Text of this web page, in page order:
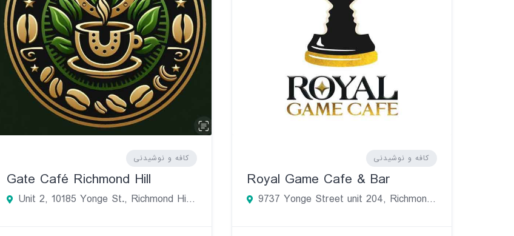
کافه و نوشیدنی
Gate Café Richmond Hill
Unit 2, 10185 Yonge St., Richmond HillL4C1T5
کافه و نوشیدنی
Royal Game Cafe & Bar
9737 Yonge Street unit 204, Richmond Hill, انتاریو L4C 8S7، کانادا